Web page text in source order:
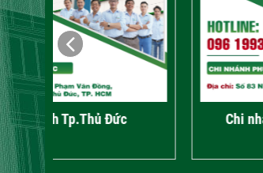
Chi nhánh Phường Tân Bình